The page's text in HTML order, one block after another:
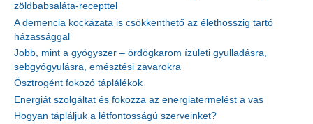
zöldbabsaláta-recepttel
A demencia kockázata is csökkenthető az élethosszig tartó
házassággal
Jobb, mint a gyógyszer – ördögkarom ízületi gyulladásra,
sebgyógyulásra, emésztési zavarokra
Ösztrogént fokozó táplálékok
Energiát szolgáltat és fokozza az energiatermelést a vas
Hogyan tápláljuk a létfontosságú szerveinket?